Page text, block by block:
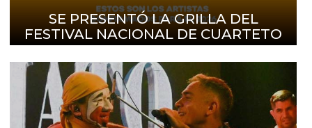
SE PRESENTÓ LA GRILLA DEL
FESTIVAL NACIONAL DE CUARTETO